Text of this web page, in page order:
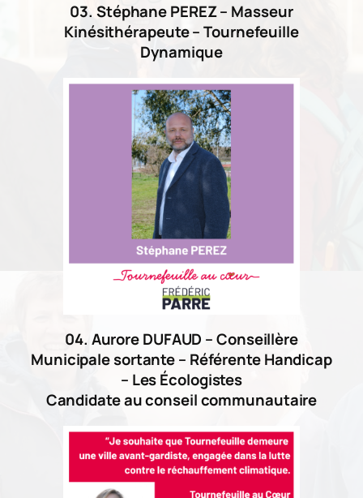
03. Stéphane PEREZ – Masseur
Kinésithérapeute – Tournefeuille
Dynamique
04. Aurore DUFAUD – Conseillère
Municipale sortante – Référente Handicap
– Les Écologistes
Candidate au conseil communautaire